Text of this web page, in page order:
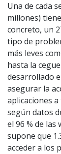
Una de cada
millones)
concreto, un
tipo de
más leves
hasta la
desarrollado
asegurar la
aplicaciones
según datos
el 96 % de las
supone que
acceder a los